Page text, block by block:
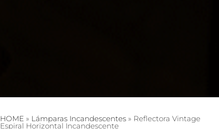
HOME » Lámparas Incandescentes » Reflectora Vintage
Espiral Horizontal Incandescente